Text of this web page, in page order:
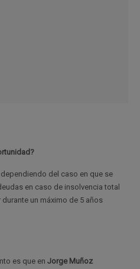
del caso en que se
en caso de insolvencia total
un máximo de 5 años
es que en Jorge Muñoz